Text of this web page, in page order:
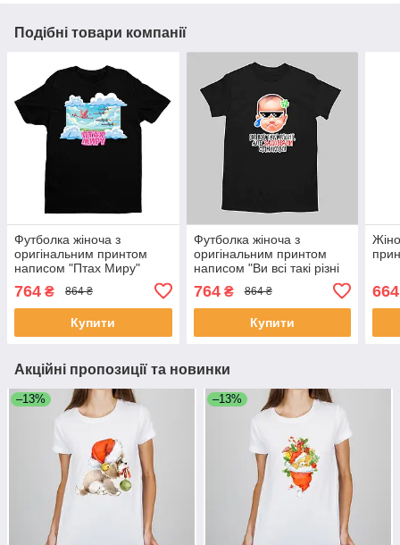
Подібні товари компанії
Футболка жіноча з
оригінальним принтом
написом "Птах Миру"
764 ₴ 864 ₴
Купити
Футболка жіноча з
оригінальним принтом
написом "Ви всі такі різні
але задовбали однаково"
Чорний Push IT
764₴ 864 ₴
Купити
664
Акційні пропозиції та новинки
–13% –13%